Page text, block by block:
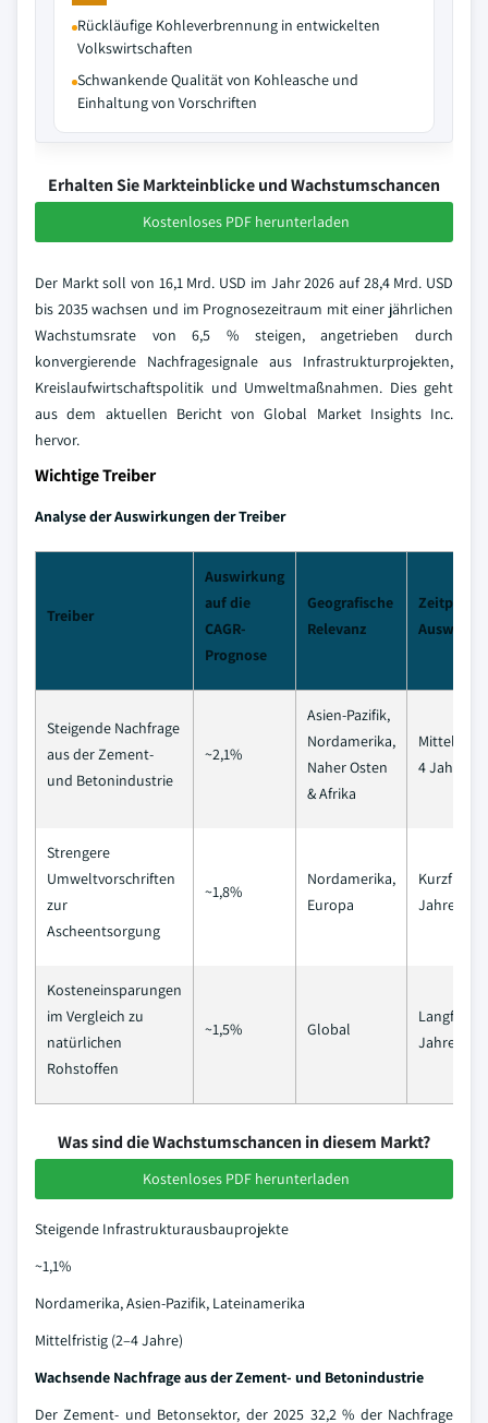
Rückläufige Kohleverbrennung in entwickelten
Volkswirtschaften
Schwankende Qualität von Kohleasche und
Einhaltung von Vorschriften
Erhalten Sie Markteinblicke und Wachstumschancen
Kostenloses PDF herunterladen
Der Markt soll von 16,1 Mrd. USD im Jahr 2026 auf 28,4 Mrd. USD
bis 2035 wachsen und im Prognosezeitraum mit einer jährlichen
Wachstumsrate von 6,5 % steigen, angetrieben durch
konvergierende Nachfragesignale aus Infrastrukturprojekten,
Kreislaufwirtschaftspolitik und Umweltmaßnahmen. Dies geht
aus dem aktuellen Bericht von Global Market Insights Inc.
hervor.
Wichtige Treiber
Analyse der Auswirkungen der Treiber
Treiber
Auswirkung
auf die
CAGR-
Prognose
Geografische
Relevanz
Zeitplan
Steigende Nachfrage
aus der Zement-
und Betonindustrie
~2,1%
Asien-Pazifik,
Nordamerika,
Naher Osten
& Afrika
4 Jahre)
Strengere
Umweltvorschriften
zur
Ascheentsorgung
~1,8%
Nordamerika,
Europa
Kurzfristig
Jahre)
Kosteneinsparungen
im Vergleich zu
natürlichen
Rohstoffen
~1,5% Global
Langfristig
Jahre)
Was sind die Wachstumschancen in diesem Markt?
Kostenloses PDF herunterladen
Steigende Infrastrukturausbauprojekte
~1,1%
Nordamerika, Asien-Pazifik, Lateinamerika
Mittelfristig (2–4 Jahre)
Wachsende Nachfrage aus der Zement- und Betonindustrie
Der Zement- und Betonsektor, der 2025 32,2 % der Nachfrage